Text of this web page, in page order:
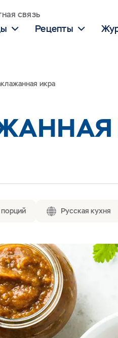
связь
Рецепты
икра
Русская кухня